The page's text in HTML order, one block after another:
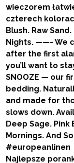
Najlepsze